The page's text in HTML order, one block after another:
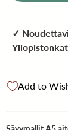
✓
Add to